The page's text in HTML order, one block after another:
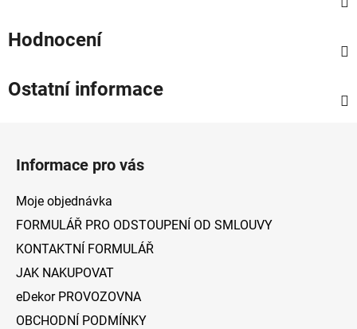
Hodnocení
Ostatní informace
Informace pro vás
Moje objednávka
FORMULÁŘ PRO ODSTOUPENÍ OD SMLOUVY
KONTAKTNÍ FORMULÁŘ
JAK NAKUPOVAT
eDekor PROVOZOVNA
OBCHODNÍ PODMÍNKY